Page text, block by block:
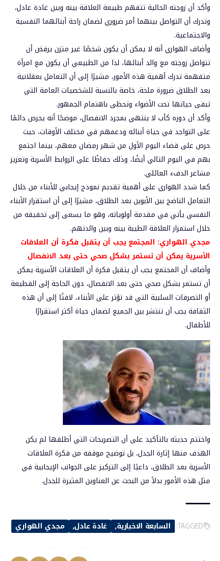
وأكد أن زوجته الحالية تتفهم طبيعة العلاقة بينه وبين غادة عادل،
وتدرك أن التواصل بينهما أمر ضروري لضمان راحة أبنائهما النفسية
والاجتماعية.
وأضاف الهواري أنه لا يمكن أن يكون شخصًا غير متزن يرفض أن
تتواصل زوجته مع والد أبنائها، لذا من الطبيعي أن يكون مع امرأة
متفهمة تدرك أهمية هذه الأمور، مشيرًا إلى أن التعامل بعقلانية
بعد الطلاق ضرورة ملحة، خاصة بالنسبة للشخصيات العامة التي
تبقى حياتها تحت الأضواء وتحظى باهتمام الجمهور.
وأكد أن دوره كأب لا ينتهي بمجرد الانفصال، موضحًا أنه يحرص دائمًا
على التواجد في حياة أبنائه ودعمهم في مختلف الأوقات، حيث
حرص على قضاء اليوم الأول من شهر رمضان معهم، بينما اجتمع
بهم في اليوم التالي أيضًا، وذلك حفاظًا على الروابط الأسرية وتعزيز
مشاعر الدفء العائلي.
كما شدد الهواري على أهمية تقديم نموذج إيجابي للأبناء من خلال
التعامل الناضج بين الأبوين بعد الطلاق، مشيرًا إلى أن استقرار الأبناء
النفسي يأتي في مقدمة أولوياته، وهو ما يسعى إلى تحقيقه من
خلال استمرار العلاقة الطيبة بينه وبين والدتهم.
مجدي الهواري: المجتمع يجب أن يتقبل فكرة أن العلاقات
الأسرية يمكن أن تستمر بشكل صحي حتى بعد الانفصال
وأضاف أن المجتمع يجب أن يتقبل فكرة أن العلاقات الأسرية يمكن
أن تستمر بشكل صحي حتى بعد الانفصال، دون الحاجة إلى القطيعة
أو التصرفات السلبية التي قد تؤثر على الأبناء، لافتًا إلى أن هذه
الثقافة يجب أن تنتشر بين الجميع لضمان حياة أكثر استقرارًا
للأطفال.
واختتم حديثه بالتأكيد على أن التصريحات التي أطلقها لم يكن
الهدف منها إثارة الجدل، بل توضيح موقفه من فكرة العلاقات
الأسرية بعد الطلاق، داعيًا إلى التركيز على الجوانب الإيجابية في
مثل هذه الأمور بدلاً من البحث عن العناوين المثيرة للجدل.
TAGGED: السابعة الاخبارية غادة عادل مجدي الهواري